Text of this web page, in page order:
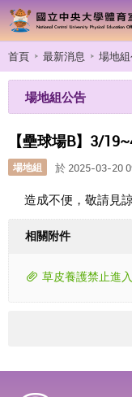
首頁 最新消息 場地
場地組公告
【壘球場B】3/
場地組 於 2025-03-20
造成不便，敬請見
相關附件
草皮養護禁止進入